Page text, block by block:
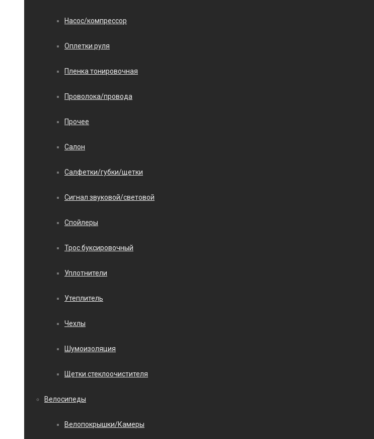
Насос/компрессор
Оплетки руля
Пленка тонировочная
Проволока/провода
Прочее
Салон
Салфетки/губки/щетки
Сигнал звуковой/световой
Спойлеры
Трос буксировочный
Уплотнители
Утеплитель
Чехлы
Шумоизоляция
Щетки стеклоочистителя
Велосипеды
Велопокрышки/Камеры